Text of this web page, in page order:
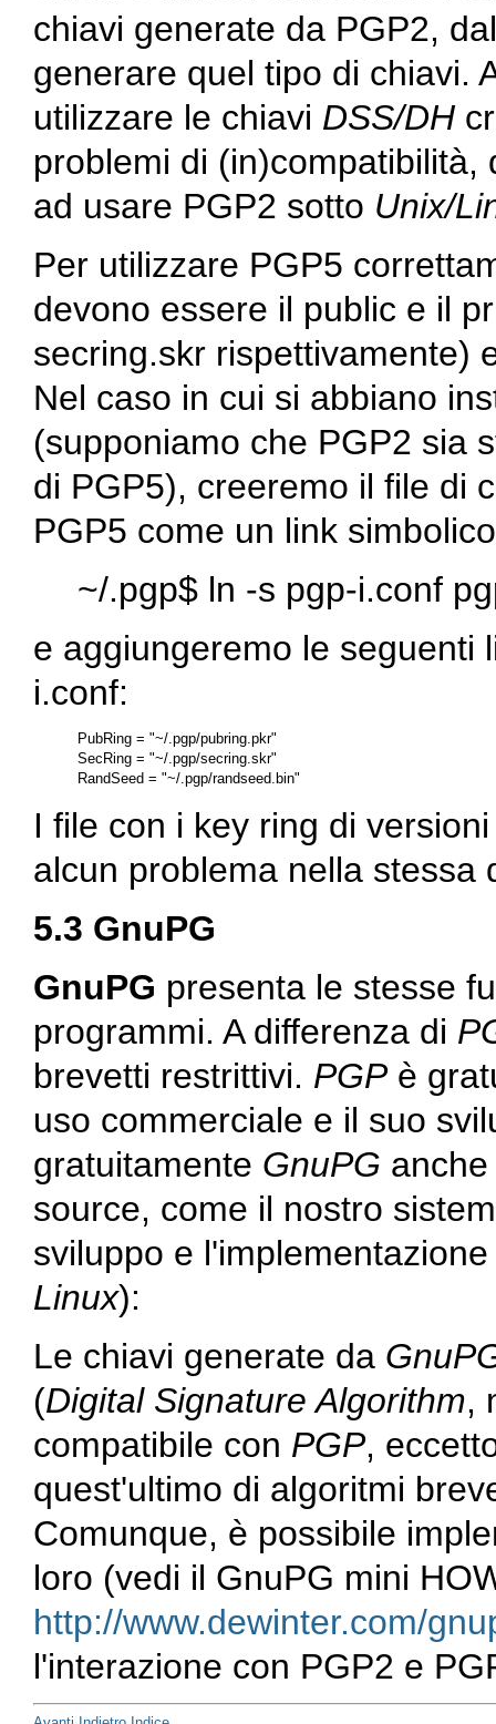
chiavi generate da PGP2,
generare quel tipo di chiavi.
utilizzare le chiavi DSS/DH
problemi di
ad usare PGP2 sotto Unix/
Per utilizzare PGP5
devono essere il public e il
secring.skr rispettivamente)
Nel caso in cui si abbiano
(supponiamo che PGP2 sia
di PGP5), creeremo il file di
PGP5 come un link
~/.pgp$ ln -s pgp-i.conf
e aggiungeremo le seguenti
i.conf:
PubRing = "~/.pgp/pubring.pkr"
SecRing = "~/.pgp/secring.skr"
I file con i key ring di
alcun problema nella stessa
5.3 GnuPG
GnuPG presenta le stesse
programmi. A differenza di
brevetti restrittivi. PGPè
uso commerciale e il suo
gratuitamente GnuPG
source, come il nostro
sviluppo e
Linux):
Le chiavi generate da
(Digital Signature Algorithm,
compatibile con PGP,
quest'ultimo di algoritmi
Comunque, è possibile
loro (vedi il GnuPG mini
http://www.dewinter.com/
l'interazione con PGP2 e